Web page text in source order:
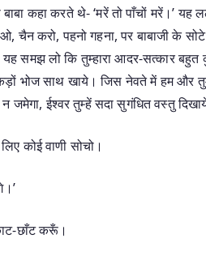
कहा करते थे- ‘मरें तो पाँचों मरें।’
चैन करो, पहनो गहना, पर बाबाजी के
यह समझ लो कि तुम्हारा आदर-सत्कार
भोज साथ खाये। जिस नेवते में हम और
जमेगा, ईश्वर तुम्हें सदा सुगंधित वस्तु
कोई वाणी सोचो।
छाँट करूँ।